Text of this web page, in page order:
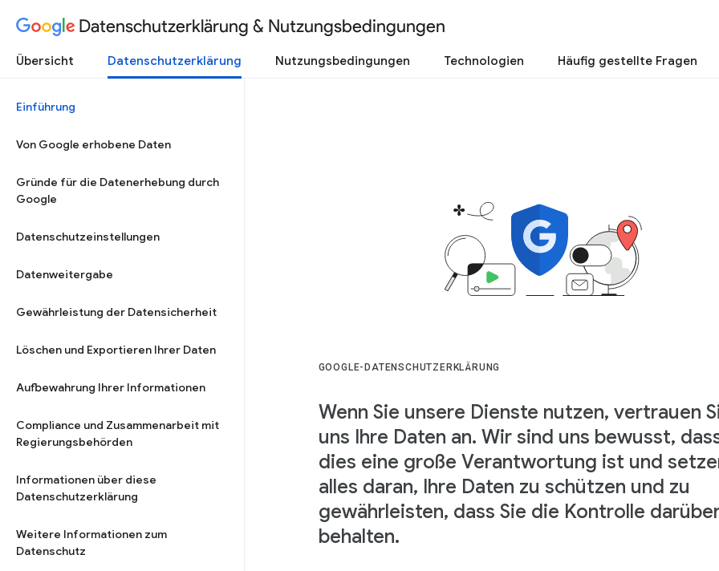
Datenschutzerklärung & Nutzungsbedingungen
Übersicht Datenschutzerklärung Nutzungsbedingungen Technologien Häufig gestellte Fragen
Einführung
Von Google erhobene Daten
Gründe für die Datenerhebung durch
Google
Datenschutzeinstellungen
Datenweitergabe
Gewährleistung der Datensicherheit
Löschen und Exportieren Ihrer Daten
Aufbewahrung Ihrer Informationen
Compliance und Zusammenarbeit mit
Regierungsbehörden
Informationen über diese
Datenschutzerklärung
Weitere Informationen zum
Datenschutz
GOOGLE-DATENSCHUTZERKLÄRUNG
Wenn Sie unsere Dienste nutzen, vertrauen
uns Ihre Daten an. Wir sind uns bewusst,
dies eine große Verantwortung ist und
alles daran, Ihre Daten zu schützen und zu
gewährleisten, dass Sie die Kontrolle
behalten.